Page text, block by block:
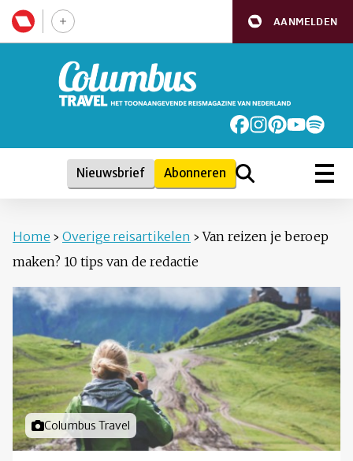
AANMELDEN
Nieuwsbrief Abonneren
Home › Overige reisartikelen › Van reizen je beroep
maken? 10 tips van de redactie
Foto door
Columbus Travel